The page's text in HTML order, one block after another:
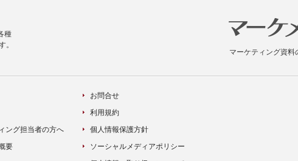
種
。
マーケティング資料
ング担当者の方へ
要
お問合せ
利用規約
個人情報保護方針
ソーシャルメディアポリシー